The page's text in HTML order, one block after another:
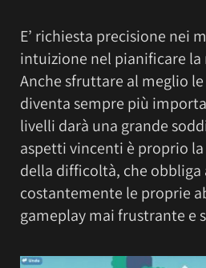
E’ richiesta precisione nei
intuizione nel pianificare
Anche sfruttare al meglio
diventa sempre più
livelli darà una grande
aspetti vincenti è proprio
della difficoltà, che obbliga
costantemente le proprie
gameplay mai frustrante e